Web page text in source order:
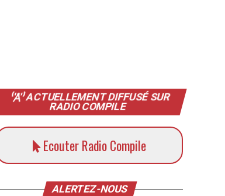
ACTUELLEMENT DIFFUSÉ SUR
RADIO COMPILE
Ecouter Radio Compile
ALERTEZ-NOUS